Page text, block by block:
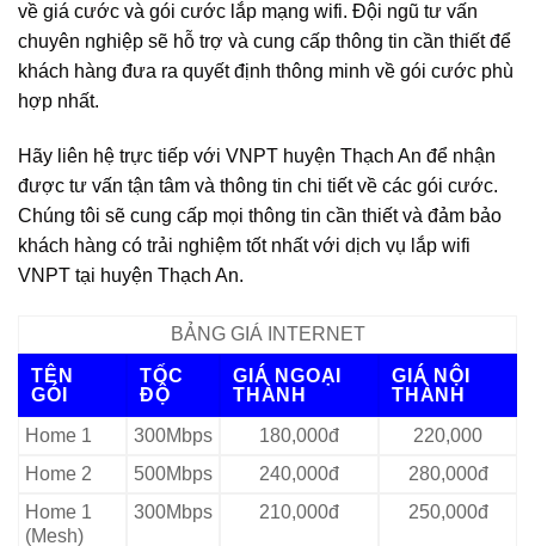
về giá cước và gói cước lắp mạng wifi. Đội ngũ tư vấn
chuyên nghiệp sẽ hỗ trợ và cung cấp thông tin cần thiết để
khách hàng đưa ra quyết định thông minh về gói cước phù
hợp nhất.
Hãy liên hệ trực tiếp với VNPT huyện Thạch An để nhận
được tư vấn tận tâm và thông tin chi tiết về các gói cước.
Chúng tôi sẽ cung cấp mọi thông tin cần thiết và đảm bảo
khách hàng có trải nghiệm tốt nhất với dịch vụ lắp wifi
VNPT tại huyện Thạch An.
BẢNG GIÁ INTERNET
TÊN
GÓI
TỐC
ĐỘ
GIÁ NGOẠI
THÀNH
GIÁ NỘI
THÀNH
Home 1
300Mbps 180,000đ
220,000
Home 2
500Mbps 240,000đ
280,000đ
Home 1
(Mesh)
300Mbps 210,000đ 250,000đ